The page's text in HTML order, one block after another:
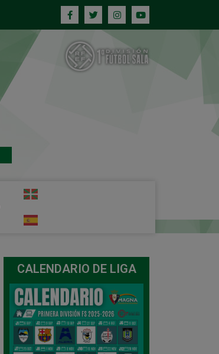
CALENDARIO DE LIGA